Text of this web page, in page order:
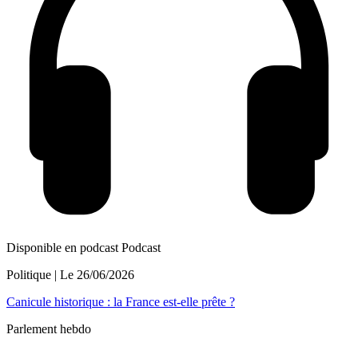
Disponible en podcast Podcast
Politique | Le 26/06/2026
Canicule historique : la France est-elle prête ?
Parlement hebdo